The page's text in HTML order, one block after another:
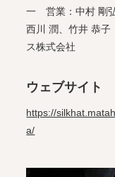
一 営業：中村 剛
西川 潤、竹井 恭
ス株式会社
ウェブサイト
https://
a/